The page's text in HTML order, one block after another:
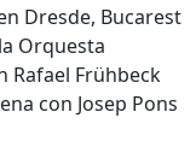
Dresde, Bucarest
Orquesta
Rafael Frühbeck
con Josep Pons